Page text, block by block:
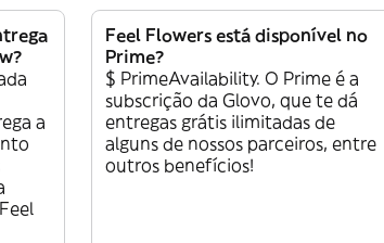
a
Feel Flowers está disponível no
Prime?
$ PrimeAvailability. O Prime é a
subscrição da Glovo, que te dá
entregas grátis ilimitadas de
alguns de nossos parceiros, entre
outros benefícios!